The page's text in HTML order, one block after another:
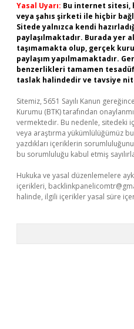
Yasal Uyarı: Bu internet sitesi,
veya şahıs şirketi ile hiçbir
Sitede yalnızca kendi
paylaşılmaktadır. Burada yer
taşımamakta olup, gerçek
paylaşım yapılmamaktadır.
benzerlikleri tamamen
taslak halindedir ve tavsiye
Sitemiz, 5651 Sayılı Kanun
Kurumu (BTK) tarafından
vermektedir. Bu nedenle, sitedeki
veya araştırma yükümlülüğümüz
yazdıkları içeriklerin
bu sorumluluğu kabul etmiş
Hukuka ve yasal düzenlemelere
içerikleri,
halinde, ilgili içerikler yasal süre